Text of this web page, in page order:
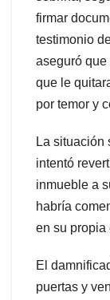
firmar
testimonio
aseguró
que le
por temor y
La situación
intentó
inmueble a
habría
en su propia
El
puertas y